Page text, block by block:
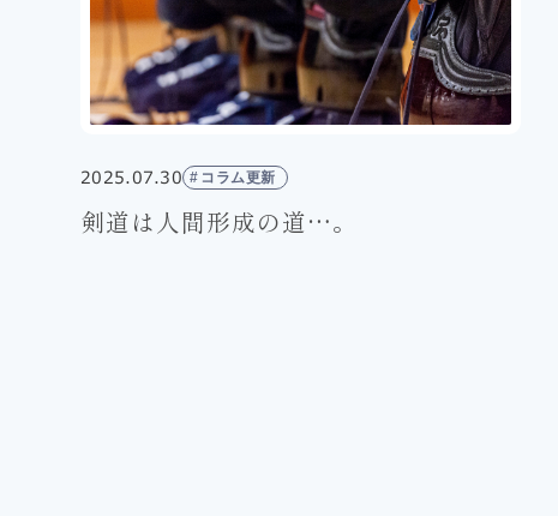
2025.07.30 コラム更新
剣道は人間形成の道…。